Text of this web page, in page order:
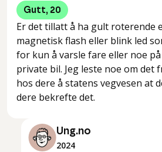
Gutt, 20
Er det tillatt å ha gult roterende
magnetisk flash eller blink led
for kun å varsle fare eller noe på
private bil. Jeg leste noe om det
hos dere å statens vegvesen at
dere bekrefte det.
Ung.no
2024